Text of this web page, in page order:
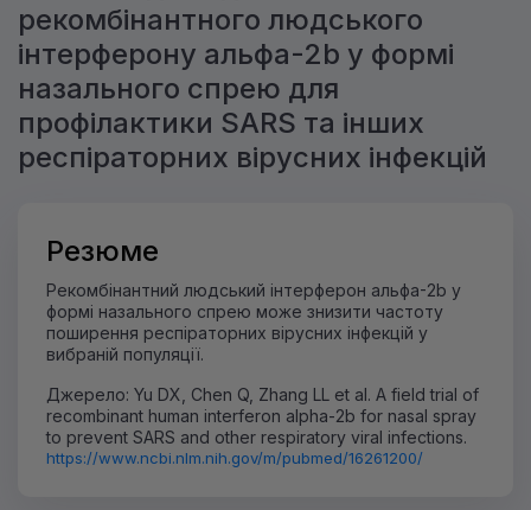
рекомбінантного людського
інтерферону альфа-2b у формі
назального спрею для
профілактики SARS та інших
респіраторних вірусних інфекцій
Резюме
Рекомбінантний людський інтерферон альфа-2b у
формі назального спрею може знизити частоту
поширення респіраторних вірусних інфекцій у
вибраній популяції.
Джерело: Yu DX, Chen Q, Zhang LL et al. A field trial of
recombinant human interferon alpha-2b for nasal spray
to prevent SARS and other respiratory viral infections.
https://www.ncbi.nlm.nih.gov/m/pubmed/16261200/